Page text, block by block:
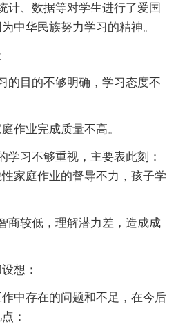
、数据等对学生进行了爱国
中华民族努力学习的精神。
目的不够明确，学习态度不
业完成质量不高。
习不够重视，主要表此刻：
家庭作业的督导不力，孩子学
较低，理解潜力差，造成成
想：
存在的问题和不足，在今后
：